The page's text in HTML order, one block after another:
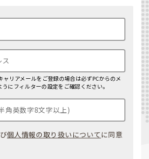
リアメールをご登録の場合は必ずPCからのメ
にフィルターの設定をご確認ください。
個人情報の取り扱いについて に同意